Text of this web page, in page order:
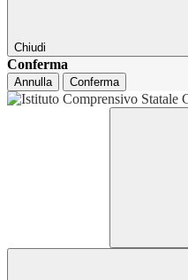
Chiudi
Conferma
Annulla Conferma